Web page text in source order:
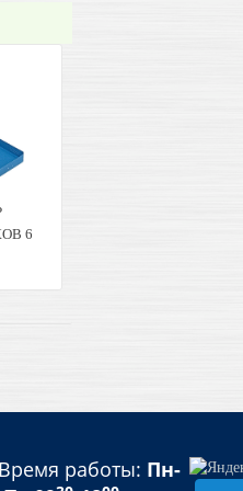
6
Время работы: Пн-